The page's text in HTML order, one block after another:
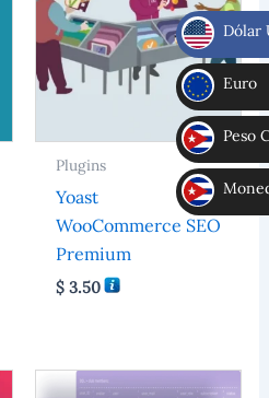
Plugins
Yoast
WooCommerce SEO
Premium
$ 3.50
$
Dólar
€
Euro
CUP
Peso
MLC